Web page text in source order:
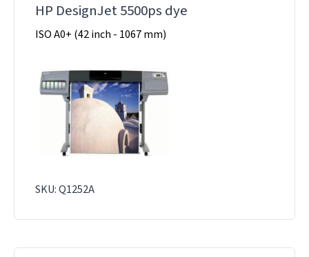
HP DesignJet 5500ps dye
ISO A0+ (42 inch - 1067 mm)
SKU: Q1252A